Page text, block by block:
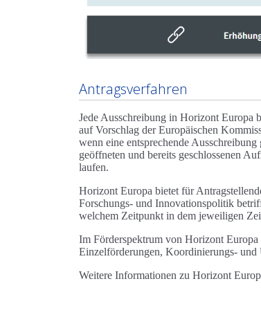
Antragsverfahren
Jede Ausschreibung in Horizont Europa
auf Vorschlag der Europäischen
wenn eine entsprechende
geöffneten und bereits geschlossenen
laufen.
Horizont Europa bietet für
Forschungs- und Innovationspolitik
welchem Zeitpunkt in dem jeweiligen
Im Förderspektrum von Horizont
Einzelförderungen, Koordinierungs- und
Weitere Informationen zu Horizont